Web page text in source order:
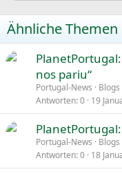
Ähnliche Themen
nos pariu“
Portugal-News
Antworten 0 19
Portugal-News
Antworten 0 18